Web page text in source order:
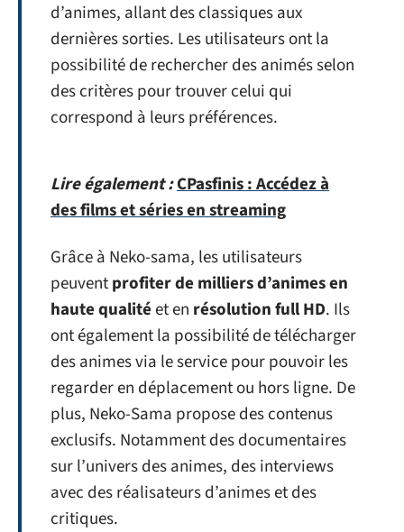
d’animes, allant des classiques aux
dernières sorties. Les utilisateurs ont la
possibilité de rechercher des animés selon
des critères pour trouver celui qui
correspond à leurs préférences.
Lire également :CPasfinis : Accédez à
des films et séries en streaming
Grâce à Neko-sama, les utilisateurs
peuventprofiter de milliers d’animes en
haute qualitéet en résolution full HD. Ils
ont également la possibilité de télécharger
des animes via le service pour pouvoir les
regarder en déplacement ou hors ligne. De
plus, Neko-Sama propose des contenus
exclusifs. Notamment des documentaires
sur l’univers des animes, des interviews
avec des réalisateurs d’animes et des
critiques.